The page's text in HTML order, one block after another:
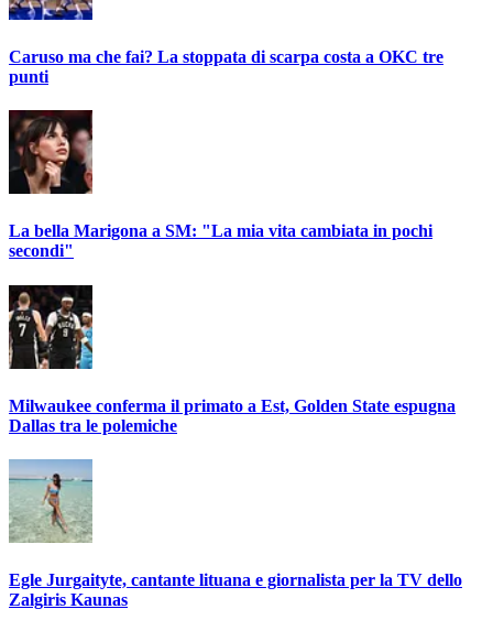
Caruso ma che fai? La stoppata di scarpa costa a OKC tre
punti
La bella Marigona a SM: "La mia vita cambiata in pochi
secondi"
Milwaukee conferma il primato a Est, Golden State espugna
Dallas tra le polemiche
Egle Jurgaityte, cantante lituana e giornalista per la TV dello
Zalgiris Kaunas